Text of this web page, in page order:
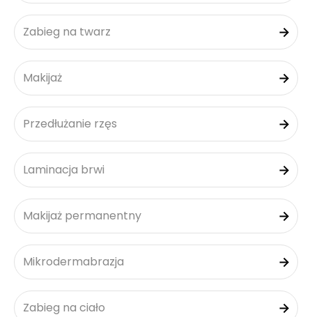
Zabieg na twarz
Makijaż
Przedłużanie rzęs
Laminacja brwi
Makijaż permanentny
Mikrodermabrazja
Zabieg na ciało